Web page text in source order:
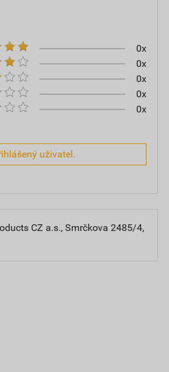
0x
0x
0x
0x
0x
uživatel.
CZ a.s., Smrčkova 2485/4,